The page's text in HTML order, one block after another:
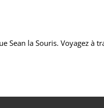
Sean la Souris. Voyagez à